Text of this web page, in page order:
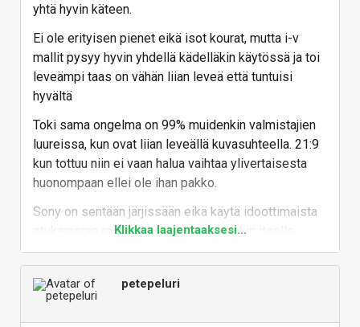
yhtä hyvin käteen.
Ei ole erityisen pienet eikä isot kourat, mutta i-v
mallit pysyy hyvin yhdellä kädelläkin käytössä ja toi
leveämpi taas on vähän liian leveä että tuntuisi
hyvältä
Toki sama ongelma on 99% muidenkin valmistajien
luureissa, kun ovat liian leveällä kuvasuhteella. 21:9
kun tottuu niin ei vaan halua vaihtaa ylivertaisesta
huonompaan ellei ole ihan pakko.
Sony on sentään järjissään eikä käytä idoottimaista
etukameran reikää/lovea joka on ainakin itselle
täysin ehdoton ei ja tekee käyttökelvottomaksi.
Ilmoitusledi olisi myös kiva saada takaisin
Ehkä se sitten on vaan pakko "läski luuri vi" hommata
Klikkaa laajentaaksesi...
petepeluri